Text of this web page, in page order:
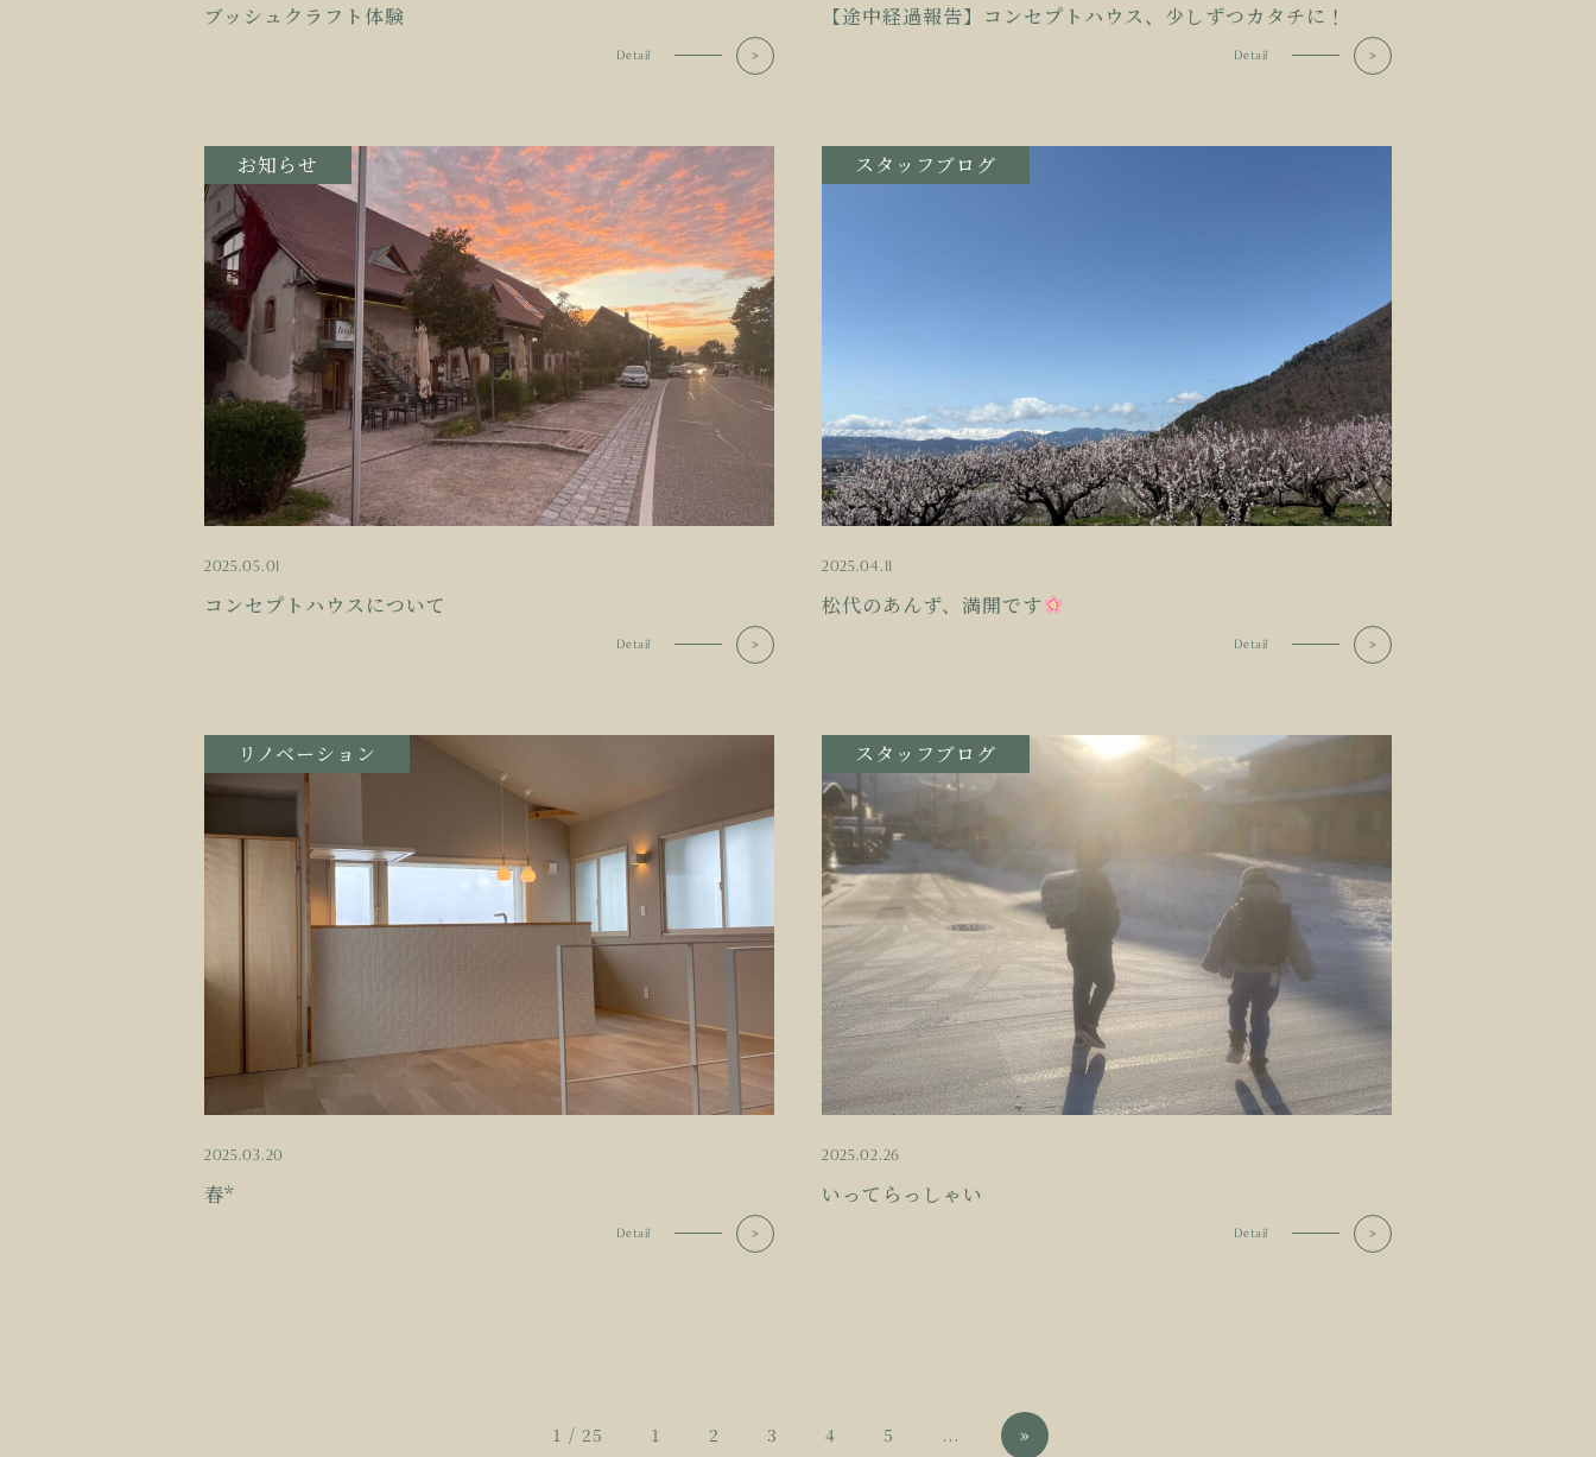
ブッシュクラフト体験
Detail
【途中経過報告】コンセプトハウス、少しずつカタチに！
Detail
お知らせ
2025.05.01
コンセプトハウスについて
Detail
スタッフブログ
2025.04.11
松代のあんず、満開です
Detail
リノベーション
2025.03.20
春*
Detail
スタッフブログ
2025.02.26
いってらっしゃい
Detail
1 / 25 1 2 3 4 5 ... »